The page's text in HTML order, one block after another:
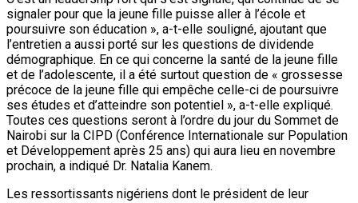
Articles connexes
Audiences
Nation
Au Cabinet du Premier ministre : M. Ali
Mahaman Lamine Zeine reçoit le nouveau
représentant résident du PNUD